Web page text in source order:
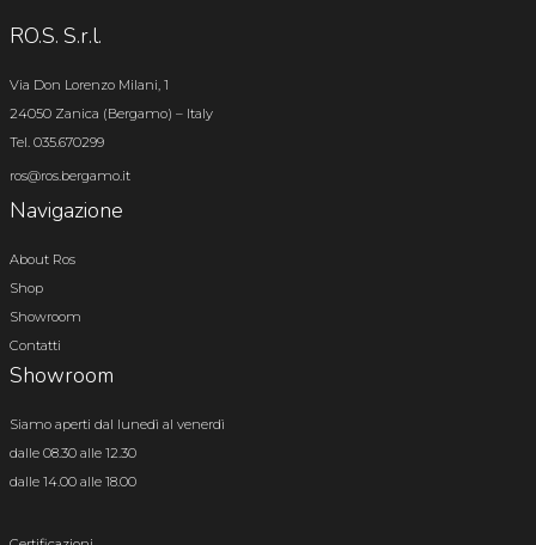
RO.S. S.r.l.
Via Don Lorenzo Milani, 1
24050 Zanica (Bergamo) – Italy
Tel. 035.670299
ros@ros.bergamo.it
Navigazione
About Ros
Shop
Showroom
Contatti
Showroom
Siamo aperti dal lunedì al venerdì
dalle 08.30 alle 12.30
dalle 14.00 alle 18.00